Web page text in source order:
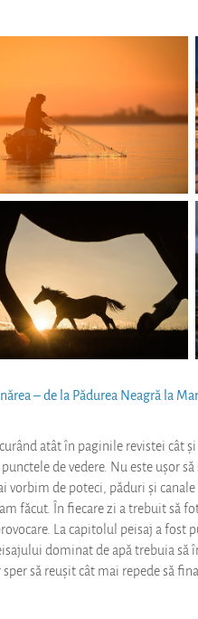
– de la Pădurea Neagră la
atât în paginile revistei cât
de vedere. Nu este ușor
vorbim de poteci, păduri și
făcut. În fiecare zi a trebuit să
La capitolul peisaj a fost
dominat de apă trebuia să
să reușit cât mai repede să